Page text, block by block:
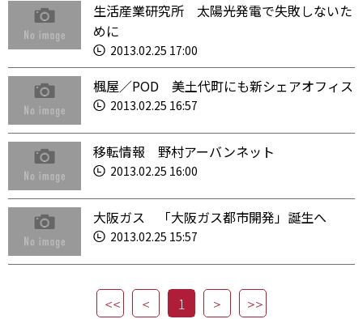
生活産業研究所 太陽光発電で失敗しないた
めに
2013.02.25 17:00
楓屋／POD 美土代町にも新シェアオフィス
2013.02.25 16:57
移転情報 野村アーバンネット
2013.02.25 16:00
大阪ガス 「大阪ガス都市開発」誕生へ
2013.02.25 15:57
1